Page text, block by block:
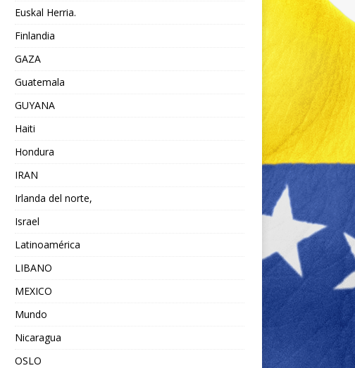
Euskal Herria.
Finlandia
GAZA
Guatemala
GUYANA
Haiti
Hondura
IRAN
Irlanda del norte,
Israel
Latinoamérica
LIBANO
MEXICO
Mundo
Nicaragua
OSLO